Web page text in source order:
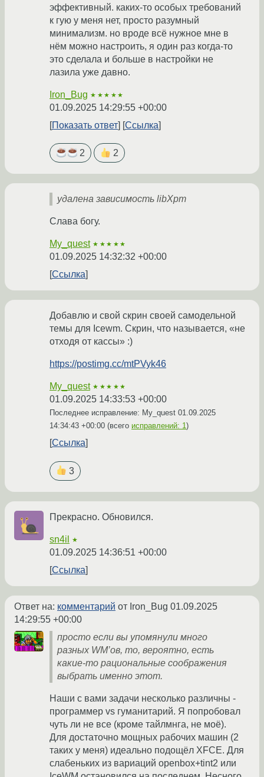
эффективный. каких-то особых требований
к гую у меня нет, просто разумный
минимализм. но вроде всё нужное мне в
нём можно настроить, я один раз когда-то
это сделала и больше в настройки не
лазила уже давно.
Iron_Bug ★★★★★
01.09.2025 14:29:55 +00:00
Показать ответ
Ссылка
2 2
удалена зависимость libXpm
Слава богу.
My_quest ★★★★★
01.09.2025 14:32:32 +00:00
Ссылка
Добавлю и свой скрин своей самодельной
темы для Icewm. Скрин, что называется, «не
отходя от кассы» :)
https://postimg.cc/mtPVyk46
My_quest ★★★★★
01.09.2025 14:33:53 +00:00
Последнее исправление: My_quest 01.09.2025
14:34:43 +00:00 (всего исправлений: 1)
Ссылка
3
Прекрасно. Обновился.
sn4il ★
01.09.2025 14:36:51 +00:00
Ссылка
Ответ на: комментарий от Iron_Bug 01.09.2025
14:29:55 +00:00
просто если вы упомянули много
разных WM’ов, то, вероятно, есть
какие-то рациональные соображения
выбрать именно этот.
Наши с вами задачи несколько различны -
программер vs гуманитарий. Я попробовал
чуть ли не все (кроме тайлмнга, не моё).
Для достаточно мощных рабочих машин (2
таких у меня) идеально подощёл XFCE. Для
слабеньких из вариаций openbox+tint2 или